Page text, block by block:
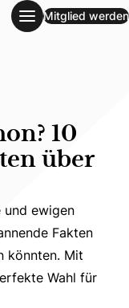
Fakten über
Mitglied werden
10
über
ewigen
und ewigen
Fakten
könnten. Mit
Wahl für